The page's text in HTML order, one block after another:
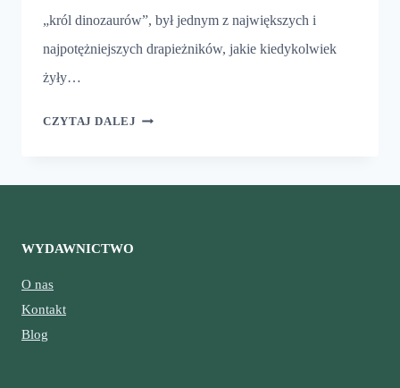
„król dinozaurów”, był jednym z największych i
najpotężniejszych drapieżników, jakie kiedykolwiek
żyły…
CZYTAJ DALEJ TYRANOZAUR
WYDAWNICTWO
O nas
Kontakt
Blog